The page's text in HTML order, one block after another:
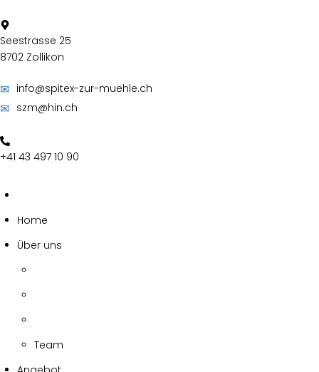
to
content
Seestrasse 25
8702 Zollikon
✉ info@spitex-zur-muehle.ch
✉ szm@hin.ch
+41 43 497 10 90
Home
Über uns
Team